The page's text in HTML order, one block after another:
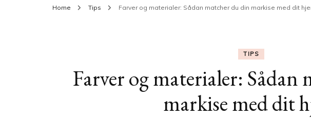
Home Tips Farver og materialer: Sådan matcher du din markise med dit
TIPS
Farver og materialer: Sådan
markise med dit